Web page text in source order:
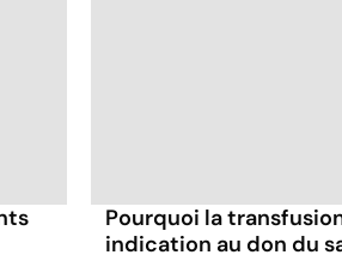
Pourquoi la
indication au don du